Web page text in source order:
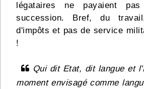
légataires ne payaient
succession. Bref, du
d'impôts et pas de service
!
Qui dit Etat, dit langue et
moment envisagé comme